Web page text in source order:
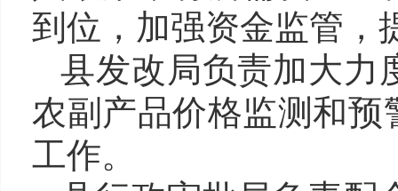
到位，加强资金监管，
县发改局负责加大力
农副产品价格监测和
工作。